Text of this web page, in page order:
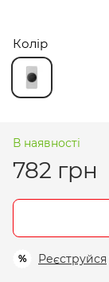
Колір
В наявності
782 грн
% Реєструйся